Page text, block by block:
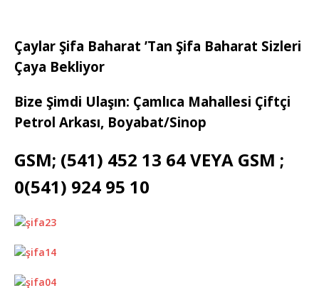
Çaylar Şifa Baharat ’Tan Şifa Baharat Sizleri
Çaya Bekliyor
Bize Şimdi Ulaşın: Çamlıca Mahallesi Çiftçi
Petrol Arkası, Boyabat/Sinop
GSM; (541) 452 13 64 VEYA GSM ;
0(541) 924 95 10